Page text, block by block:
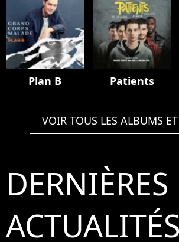
Plan B Patients
VOIR TOUS LES ALBUMS
DERNIÈRES
ACTUALITÉS